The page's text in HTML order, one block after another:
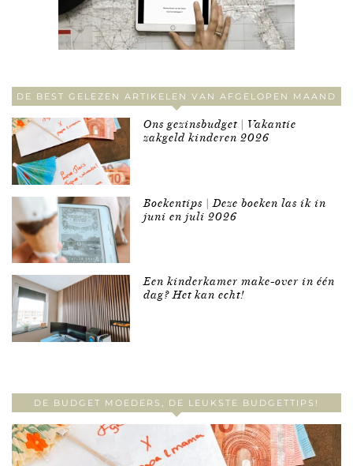
DE BEST GELEZEN ARTIKELEN VAN AFGELOPEN MAAND
Ons gezinsbudget | Vakantie
zakgeld kinderen 2026
Boekentips | Deze boeken las ik in
juni en juli 2026
Een kinderkamer make-over in één
dag? Het kan echt!
DE BUDGET MOEDERS, DE LEUKSTE BUDGETTIPS!